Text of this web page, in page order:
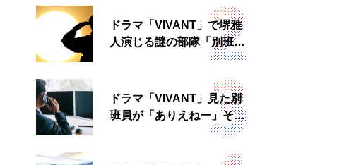
ドラマ「VIVANT」で堺雅
人演じる謎の部隊「別班」
は実在する？内情知る人物
ドラマ「VIVANT」見た別
班員が「ありえねー」その
理由とは 非公然組織ゆえ